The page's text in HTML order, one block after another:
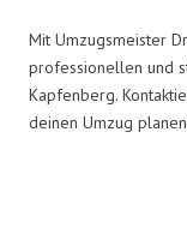
Mit Umzugsmeister
professionellen und
Kapfenberg.
deinen Umzug